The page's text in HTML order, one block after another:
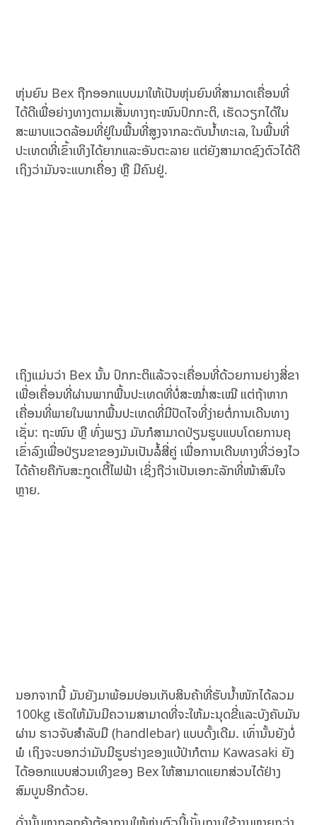
ຫຸ່ນຍົນ Bex ຖືກອອກແບບມາໃຫ້ເປັນຫຸ່ນຍົນທີ່ສາມາດເຄື່ອນທີ່
ໄດ້ດີເພື່ອຍ່າງທາງຕາມເສັ້ນທາງຖະໜົນປົກກະຕິ, ເຮັດວຽກໄດ້ໃນ
ສະພາບແວດລ້ອມທີ່ຢູ່ໃນພື້ນທີ່ສູງຈາກລະດັບນ້ຳທະເລ, ໃນພື້ນທີ່
ປະເທດທີ່ເຂົ້າເທິງໄດ້ຍາກແລະອັນຕະລາຍ ແຕ່ຍັງສາມາດຊົງຕົວໄດ້ດີ
ເຖິງວ່າມັນຈະແບກເຄື່ອງ ຫຼື ມີຄົນຢູ່.
ເຖິງແມ່ນວ່າ Bex ນັ້ນ ປົກກະຕິແລ້ວຈະເຄື່ອນທີ່ດ້ວຍການຍ່າງສີ່ຂາ
ເພື່ອເຄື່ອນທີ່ຜ່ານພາກພື້ນປະເທດທີ່ບໍ່ສະໝ່ຳສະເໝີ ແຕ່ຖ້າຫາກ
ເຄື່ອນທີ່ພາຍໃນພາກພື້ນປະເທດທີ່ມີປັດໄຈທີ່ງ່າຍຕໍ່ການເດີນທາງ
ເຊັ່ນ: ຖະໜົນ ຫຼື ທົ່ງພຽງ ມັນກໍສາມາດປ່ຽນຮູບແບບໂດຍການຄຸ
ເຂົ່າລົງເພື່ອປ່ຽນຂາຂອງມັນເປັນລໍ້ສີ່ຄູ່ ເພື່ອການເດີນທາງທີ່ວ່ອງໄວ
ໄດ້ຄ້າຍຄືກັບສະກູດເຕີ້ໄຟຟ້າ ເຊິ່ງຖືວ່າເປັນເອກະລັກທີ່ໜ້າສົນໃຈ
ຫຼາຍ.
ນອກຈາກນີ້ ມັນຍັງມາພ້ອມບ່ອນເກັບສິນຄ້າທີ່ຮັບນ້ຳໜັກໄດ້ລວມ
100kg ເຮັດໃຫ້ມັນມີຄວາມສາມາດທີ່ຈະໃຫ້ມະນຸດຂີ່ແລະບັງຄັບມັນ
ຜ່ານ ຮາວຈັບສຳລັບມື (handlebar) ແບບດັ້ງເດີມ. ເທົ່ານັ້ນຍັງບໍ່
ພໍ ເຖິງຈະບອກວ່າມັນມີຮູບຮ່າງຂອງແບ້ປ່າກໍຕາມ Kawasaki ຍັງ
ໄດ້ອອກແບບສ່ວນເທິງຂອງ Bex ໃຫ້ສາມາດແຍກສ່ວນໄດ້ຢ່າງ
ສົມບູນອີກດ້ວຍ.